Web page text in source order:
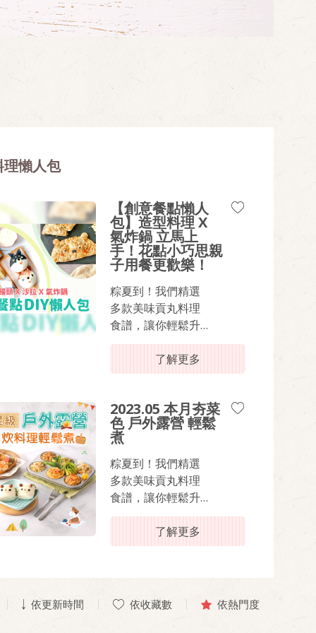
理懶人包
【創意餐點懶人
包】造型料理 X
氣炸鍋 立馬上
手！花點小巧思親
子用餐更歡樂！
粽夏到！我們精選
多款美味貢丸料理
食譜，讓你輕鬆升
級端午盛宴！無論
是搭配粽子，還是
作為清爽夏日餐
料理都能讓你的餐
桌充滿丸美驚喜！
了解更多
2023.05 本月夯菜
色 戶外露營 輕鬆
煮
粽夏到！我們精選
多款美味貢丸料理
食譜，讓你輕鬆升
級端午盛宴！無論
是搭配粽子，還是
作為清爽夏日餐
桌充滿丸美驚喜！
了解更多
依更新時間 依收藏數 依熱門度